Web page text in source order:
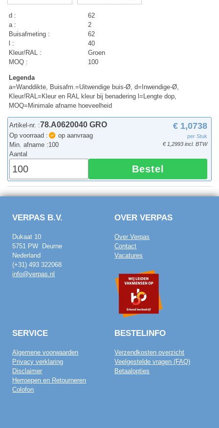
d :
62
a :
2
Buisafmeting :
62
l :
40
Kleur/RAL :
Groen
MOQ :
100
Legenda
a=Wanddikte, Buisafm.=Uitwendige buis-Ø, d=Inwendige-Ø,
Kleur/RAL=Kleur en RAL kleur bij benadering l=Lengte dop,
MOQ=Minimale afname hoeveelheid
Artikel-nr. :78.A0620040 GRO
Op voorraad :
op aanvraag
Min. afname :100
€ 1,0738
per Stuk
€ 1,2993 incl. BTW
Aantal
Bestel
VERPAS B.V.
Dukaat 10
5751 PW Deurne
Nederland
(+31) 493 322068
info@verpas.nl
OVER VERPAS
Over Verpas
Contact
Vacatures
SERVICE
Algemene voorwaarden
Privacy verklaring
Disclaimer
Herroepen en Retourneren
Colofon
BESTELINFO
Verzendkosten overzicht
Veelgestelde vragen (FAQ)
Betaalopties